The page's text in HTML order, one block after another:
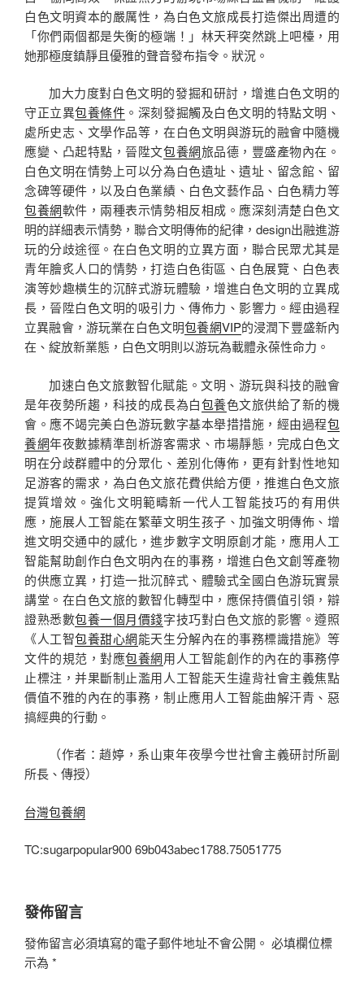
白色文明資本的嚴厲性，為白色文旅成長打造傑出周遭的
「你們兩個都是失衡的極端！」林天秤突然跳上吧檯，用
她那極度鎮靜且優雅的聲音發布指令。狀況。
加大力度對白色文明的發掘和研討，增進白色文明的
守正立異包養條件 。深刻發掘觸及白色文明的特點文明、
處所史志、文學作品等，在白色文明與游玩的融會中隨機
應變、凸起特點，晉陞文包養網旅品德，豐盛產物內在。
白色文明在情勢上可以分為白色遺址、遺址、留念館、留
念碑等硬件，以及白色業績、白色文藝作品、白色精力等
包養網軟件，兩種表示情勢相反相成。應深刻清楚白色文
明的詳細表示情勢，聯合文明傳佈的紀律，design出融進游
玩的分歧途徑。在白色文明的立異方面，聯合民眾尤其是
青年膾炙人口的情勢，打造白色街區、白色展覽、白色表
演等妙趣橫生的沉醉式游玩體驗，增進白色文明的立異成
長，晉陞白色文明的吸引力、傳佈力、影響力。經由過程
立異融會，游玩業在白色文明包養網VIP的浸潤下豐盛新內
在、綻放新業態，白色文明則以游玩為載體永葆性命力。
加速白色文旅數智化賦能。文明、游玩與科技的融會
是年夜勢所趨，科技的成長為白包養色文旅供給了新的機
會。應不竭完美白色游玩數字基本舉措措施，經由過程包
養網年夜數據精準剖析游客需求、市場靜態，完成白色文
明在分歧群體中的分眾化、差別化傳佈，更有針對性地知
足游客的需求，為白色文旅花費供給方便，推進白色文旅
提質增效。強化文明範疇新一代人工智能技巧的有用供
應，施展人工智能在繁華文明生孩子、加強文明傳佈、增
進文明交通中的感化，進步數字文明原創才能，應用人工
智能幫助創作白色文明內在的事務，增進白色文創等產物
的供應立異，打造一批沉醉式、體驗式全國白色游玩實景
講堂。在白色文旅的數智化轉型中，應保持價值引領，辯
證熟悉數包養一個月價錢字技巧對白色文旅的影響。遵照
《人工智包養甜心網能天生分解內在的事務標識措施》等
文件的規范，對應包養網用人工智能創作的內在的事務停
止標注，并果斷制止濫用人工智能天生違背社會主義焦點
價值不雅的內在的事務，制止應用人工智能曲解汗青、惡
搞經典的行動。
（作者：趙婷，系山東年夜學今世社會主義研討所副
所長、傳授）
台灣包養網
TC:sugarpopular900 69b043abec1788.75051775
發佈留言
發佈留言必須填寫的電子郵件地址不會公開。 必填欄位標
示為 *